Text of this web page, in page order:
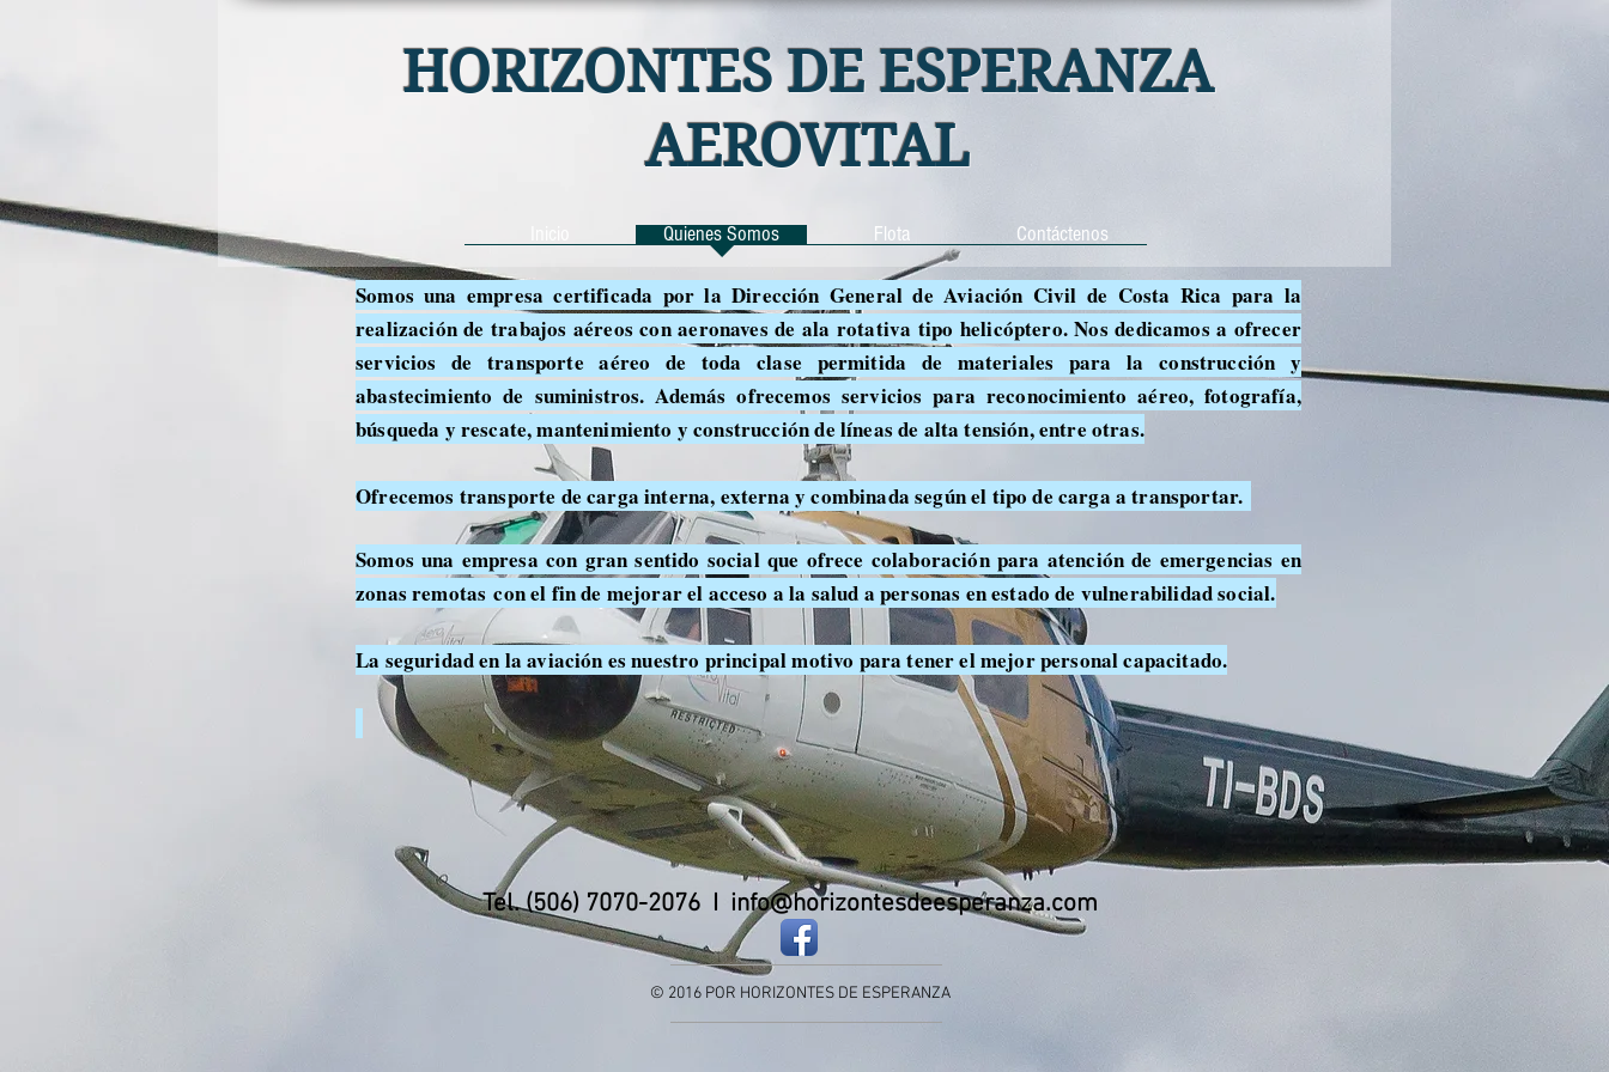
HORIZONTES DE ESPERANZA
AEROVITAL
Quienes Somos Flota Contáctenos
Somos una empresa certificada por la Dirección General de Aviación Civil de Costa Rica para la
realización de trabajos aéreos con aeronaves de ala rotativa tipo helicóptero. Nos dedicamos a ofrecer
servicios de transporte aéreo de toda clase permitida de materiales para la construcción y
abastecimiento de suministros. Además ofrecemos servicios para reconocimiento aéreo, fotografía,
búsqueda y rescate, mantenimiento y construcción de líneas de alta tensión, entre otras.
Ofrecemos transporte de carga interna, externa y combinada según el tipo de carga a transportar.
Somos una empresa con gran sentido social que ofrece colaboración para atención de emergencias en
zonas remotas con el fin de mejorar el acceso a la salud a personas en estado de vulnerabilidad social.
La seguridad en la aviación es nuestro principal motivo para tener el mejor personal capacitado.
Tel. (506) 7070-2076 I info@horizontesdeesperanza.com
© 2016 POR HORIZONTES DE ESPERANZA